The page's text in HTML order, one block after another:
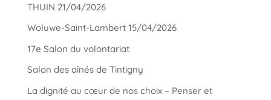
THUIN 21/04/2026
Woluwe-Saint-Lambert 15/04/2026
17e Salon du volontariat
Salon des aînés de Tintigny
La dignité au cœur de nos choix – Penser et